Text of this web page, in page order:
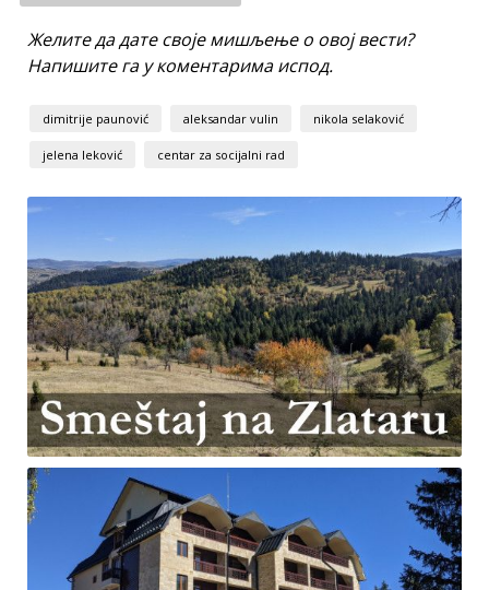
Желите да дате своје мишљење о овој вести?
Напишите га у коментарима испод.
dimitrije paunović aleksandar vulin nikola selaković
jelena leković centar za socijalni rad